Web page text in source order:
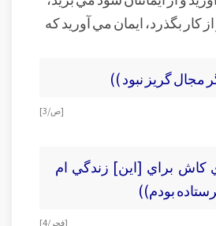
کار بگذرد، ايمان مي آوريد که
مجال گريز نبود ))
[ص/ 3]
کاش براي [اين] زندگي ام
بودم))
[فجر/ 4]